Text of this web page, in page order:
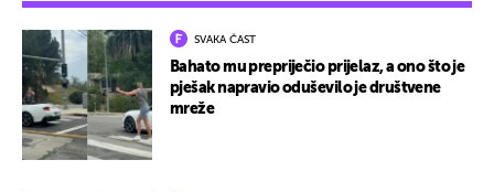
SVAKA ČAST
Bahato mu prepriječio prijelaz, a ono što je
pješak napravio oduševilo je društvene
mreže